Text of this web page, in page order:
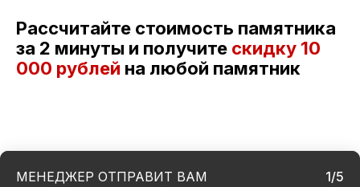
Рассчитайте стоимость памятника
за 2 минуты и получите скидку 10
000 рублей на любой памятник
МЕНЕДЖЕР ОТПРАВИТ ВАМ
1/5